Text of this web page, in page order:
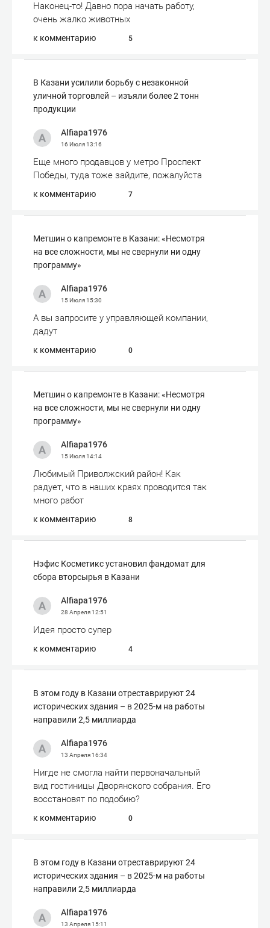
Наконец-то! Давно пора начать работу,
очень жалко животных
к комментарию 5
В Казани усилили борьбу с незаконной
уличной торговлей – изъяли более 2 тонн
продукции
Alfiapa1976
16 Июля13:16
Еще много продавцов у метро Проспект
Победы, туда тоже зайдите, пожалуйста
к комментарию 7
Метшин о капремонте в Казани: «Несмотря
на все сложности, мы не свернули ни одну
программу»
Alfiapa1976
15 Июля15:30
А вы запросите у управляющей компании,
дадут
к комментарию 0
Метшин о капремонте в Казани: «Несмотря
на все сложности, мы не свернули ни одну
программу»
Alfiapa1976
15 Июля14:14
Любимый Приволжский район! Как
радует, что в наших краях проводится так
много работ
к комментарию 8
Нэфис Косметикс установил фандомат для
сбора вторсырья в Казани
Alfiapa1976
28 Апреля12:51
Идея просто супер
к комментарию 4
В этом году в Казани отреставрируют 24
исторических здания – в 2025-м на работы
направили 2,5 миллиарда
Alfiapa1976
13 Апреля16:34
Нигде не смогла найти первоначальный
вид гостиницы Дворянского собрания. Его
восстановят по подобию?
к комментарию 0
В этом году в Казани отреставрируют 24
исторических здания – в 2025-м на работы
направили 2,5 миллиарда
Alfiapa1976
13 Апреля15:11